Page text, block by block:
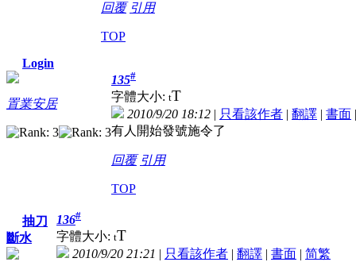
回覆 引用
TOP
Login
置業安居
135#
字體大小: tT
2010/9/20 18:12 | 只看該作者 | 翻譯 | 書面
有人開始發號施令了
回覆 引用
TOP
抽刀
斷水
136#
字體大小: tT
2010/9/20 21:21 | 只看該作者 | 翻譯 | 書面 | 简繁